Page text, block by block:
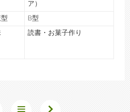
ア）
B型
読書・お菓子作り